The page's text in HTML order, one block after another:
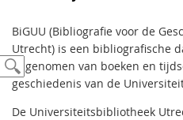
BiGUU (Bibliografie voor de
Utrecht) is een bibliografische
opgenomen van boeken en
geschiedenis van de
De Universiteitsbibliotheek